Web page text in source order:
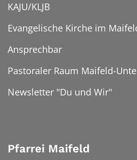
KAJU/KLJB
Evangelische Kirche im
Ansprechbar
Pastoraler Raum Maifeld-
Newsletter "Du und Wir"
Pfarrei Maifeld